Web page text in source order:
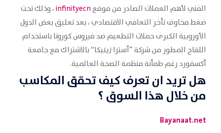
الفني لأهم العملات الصادر من موقعinfinityecn، وذلك تحت
ضغط مخاوف تأخر التعافي الاقتصادي ، بعد تعليق بعض الدول
الأوروبية الكبرى حملات التطعيم ضد فيروس كورونا باستخدام
اللقاح المطور من شركة “أسترا زينيكا” بالاشتراك مع جامعة
أكسفورد رغم طمأنة منظمة الصحة العالمية.
هل تريد ان تعرف كيف تحقق المكاسب
من خلال هذا السوق ؟
Bayanaat.net